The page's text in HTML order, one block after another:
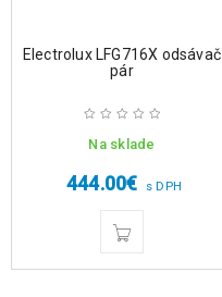
Electrolux LFG716X odsávač
pár
Na sklade
444.00€ s DPH